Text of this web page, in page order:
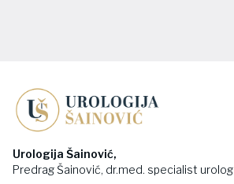
Urologija Šainović,
Predrag Šainović, dr.med. specialist urolog